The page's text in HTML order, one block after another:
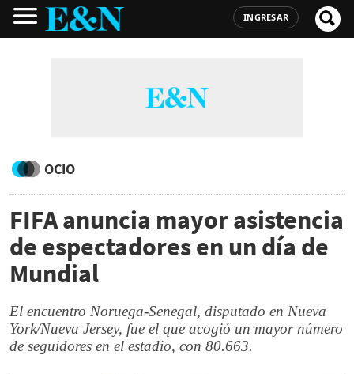
INGRESAR
OCIO
FIFA anuncia mayor asistencia
de espectadores en un día de
Mundial
El encuentro Noruega-Senegal, disputado en Nueva
York/Nueva Jersey, fue el que acogió un mayor número
de seguidores en el estadio, con 80.663.